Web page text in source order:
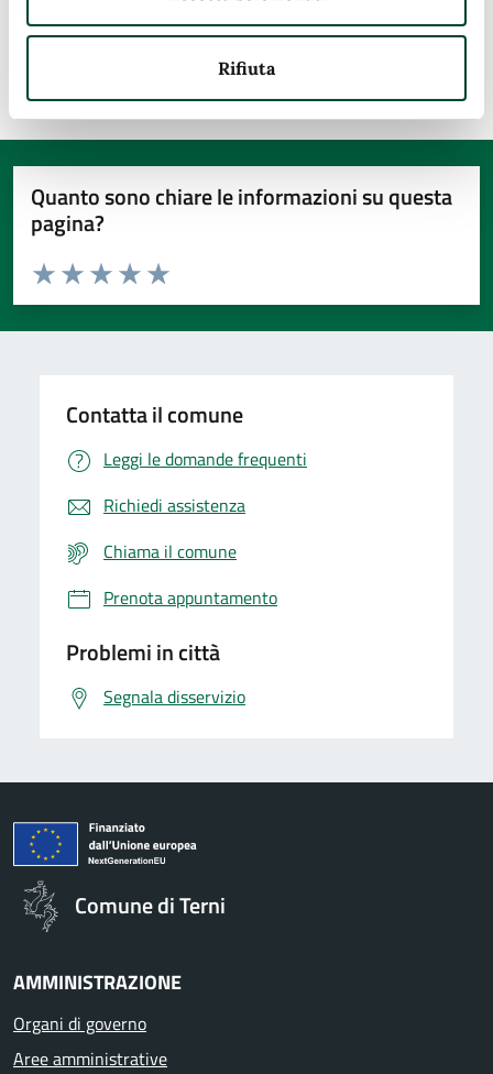
Rifiuta
Pagina 6
Quanto sono chiare le informazioni su questa
pagina?
Valuta da 1 a 5 stelle la pagina
Valuta 5 stelle su 5
Valuta 4 stelle su 5
Valuta 3 stelle su 5
Valuta 2 stelle su 5
Valuta 1 stelle su 5
Contatta il comune
Leggi le domande frequenti
Richiedi assistenza
Chiama il comune
Prenota appuntamento
Problemi in città
Segnala disservizio
Comune di Terni
AMMINISTRAZIONE
Organi di governo
Aree amministrative